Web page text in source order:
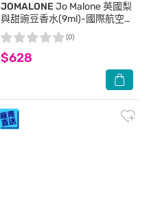
JOMALONE Jo Malone 英國梨
與甜豌豆香水(9ml)-國際航空
版
$628
(0)